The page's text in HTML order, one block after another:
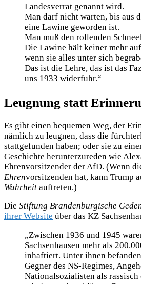
Landesverrat genannt wird.
Man darf nicht warten, bis aus
eine Lawine geworden ist.
Man muß den rollenden
Die Lawine hält keiner mehr
wenn sie alles unter sich
Das ist die Lehre, das ist das
uns 1933 widerfuhr.“
Leugnung statt
Es gibt einen bequemen Weg, der
nämlich zu leugnen, dass die
stattgefunden haben; oder sie zu
Geschichte herunterzureden wie
Ehrenvorsitzender der AfD. (Wenn
Ehrenvorsitzenden hat, kann Trump
Wahrheit auftreten.)
Die Stiftung Brandenburgische
ihrer Website über das KZ
„Zwischen 1936 und 1945
Sachsenhausen mehr als
inhaftiert. Unter ihnen
Gegner des NS-Regimes,
Nationalsozialisten als